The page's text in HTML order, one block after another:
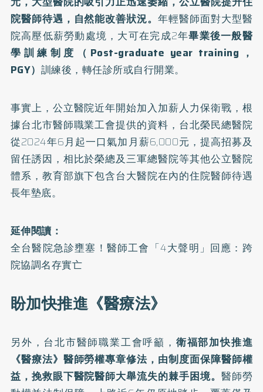
院醫師待遇，自然能改善狀況。年輕醫師面對大型醫
院高壓低薪勞動處境，大可在完成2年畢業後一般醫
學訓練制度（Post-graduate year training，
PGY） 訓練後，轉任診所或自行開業。
事實上，公立醫院近年開始加入加薪人力保衛戰，根
據台北市醫師職業工會提供的資料，台北榮民總醫院
從2024年6月起一口氣加月薪6,000元，提高招募及
留任誘因，相比於榮總及三軍總醫院等其他公立醫院
體系，教育部旗下包含台大醫院在內的住院醫師待遇
長年墊底。
延伸閱讀：
全台醫院急診壅塞！醫師工會「4大聲明」回應：跨
院協調名存實亡
盼加快推進《醫療法》
另外，台北市醫師職業工會呼籲， 衛福部加快推進
《醫療法》醫師勞權專章修法，由制度面保障醫師權
益，挽救眼下醫院醫師大舉流失的棘手困境。 醫師勞